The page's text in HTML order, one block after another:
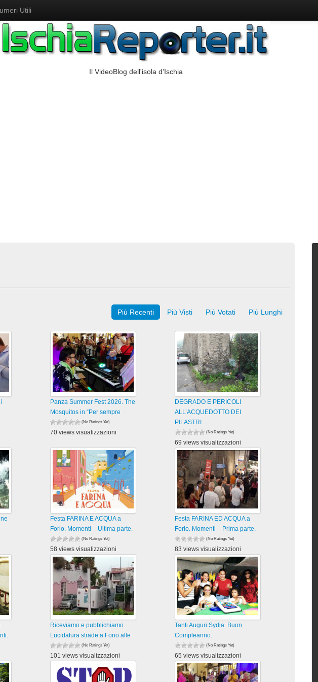
Utili
Il VideoBlog dell'isola d'Ischia
Più Recenti Più Visti Più Votati Più Lunghi
Panza Summer Fest 2026. The
Mosquitos in “Per sempre
(No Ratings Yet)
70 views visualizzazioni
DEGRADO E PERICOLI
ALL’ACQUEDOTTO DEI
PILASTRI
(No Ratings Yet)
69 views visualizzazioni
Festa FARINA E ACQUA a
Forio. Momenti – Ultima parte.
(No Ratings Yet)
58 views visualizzazioni
Festa FARINA ED ACQUA a
Forio. Momenti – Prima parte.
(No Ratings Yet)
83 views visualizzazioni
Riceviamo e pubblichiamo.
Lucidatura strade a Forio alle
(No Ratings Yet)
101 views visualizzazioni
Tanti Auguri Sydia. Buon
Compleanno.
(No Ratings Yet)
65 views visualizzazioni